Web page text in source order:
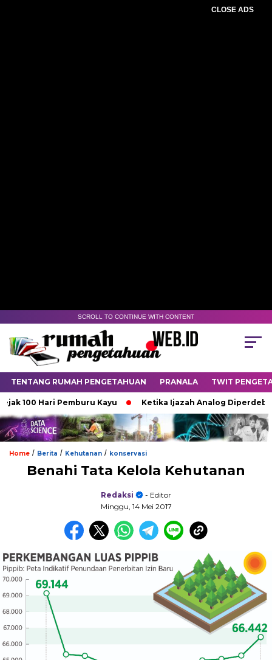
CLOSE ADS
SCROLL TO CONTINUE WITH CONTENT
TENTANG RUMAH PENGETAHUAN PRANALA TWIT
100 Hari Pemburu Kayu Ketika Ijazah Analog
Home / Berita / Kehutanan / konservasi
Benahi Tata Kelola Kehutanan
Redaksi
- Editor
Minggu, 14 Mei 2017